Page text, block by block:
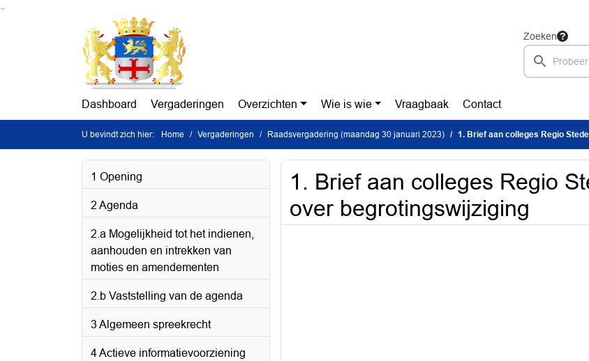
Ga naar de inhoud van deze pagina
Zoeken
Dashboard Vergaderingen Overzichten Wie is wie Vraagbaak Contact
U bevindt zich hier: Home Vergaderingen Raadsvergadering (maandag 30 januari 2023) 1. Brief aan colleges Regio
1 Opening
2 Agenda
2.a Mogelijkheid tot het indienen,
aanhouden en intrekken van
moties en amendementen
2.b Vaststelling van de agenda
3 Algemeen spreekrecht
4 Actieve informatievoorziening
1. Brief aan colleges Regio
over begrotingswijziging